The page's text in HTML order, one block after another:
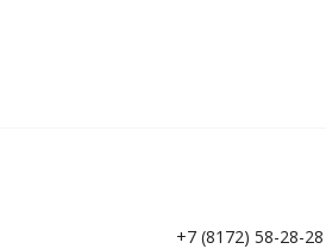
+7 (8172) 58-28-28